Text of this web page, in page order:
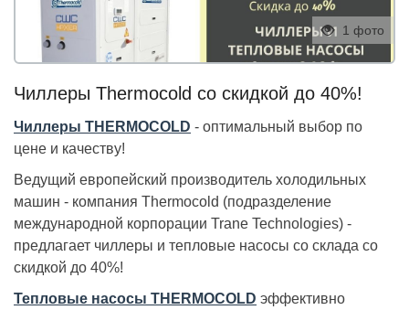
1 фото
Чиллеры Thermocold co скидкой до 40%!
Чиллеры THERMOCOLD - оптимальный выбор по
цене и качеству!
Ведущий европейский производитель холодильных
машин - компания Thermocold (подразделение
международной корпорации Trane Technologies) -
предлагает чиллеры и тепловые насосы со склада со
скидкой до 40%!
Тепловые насосы THERMOCOLD эффективно